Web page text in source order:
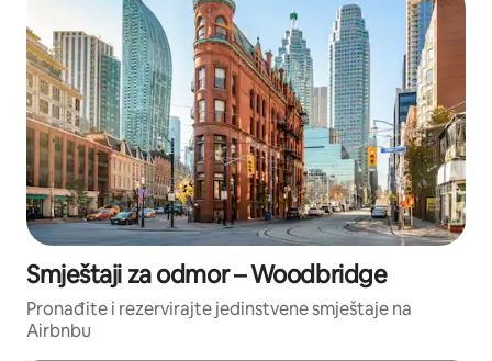
Smještaji za odmor – Woodbridge
Pronađite i rezervirajte jedinstvene smještaje na
Airbnbu